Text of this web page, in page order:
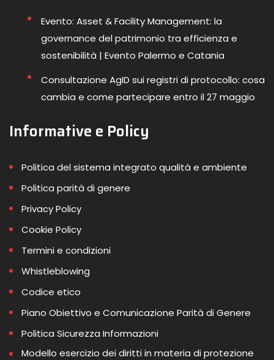
Evento: Asset & Facility Management: la
governance del patrimonio tra efficienza e
sostenibilità | Evento Palermo e Catania
Consultazione AgID sui registri di protocollo: cosa
cambia e come partecipare entro il 27 maggio
Informative e Policy
Politica del sistema integrato qualità e ambiente
Politica parità di genere
Privacy Policy
Cookie Policy
Termini e condizioni
Whistleblowing
Codice etico
Piano Obiettivo e Comunicazione Parità di Genere
Politica Sicurezza Informazioni
Modello esercizio dei diritti in materia di protezione